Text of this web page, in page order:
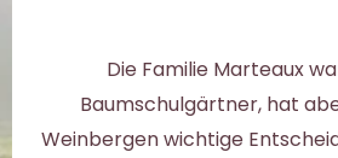
Die Familie Marteaux
Baumschulgärtner, hat
Weinbergen wichtige